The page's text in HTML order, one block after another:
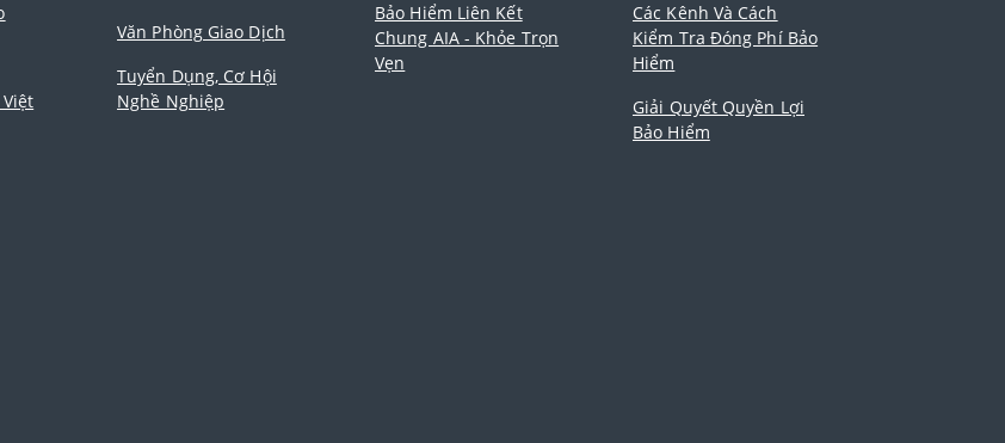
Văn Phòng Giao Dịch
Tuyển Dụng, Cơ Hội
Nghề Nghiệp
Bảo Hiểm Liên Kết
Chung AIA - Khỏe Trọn
Vẹn
Các Kênh Và Cách
Kiểm Tra Đóng Phí Bảo
Hiểm
Giải Quyết Quyền Lợi
Bảo Hiểm